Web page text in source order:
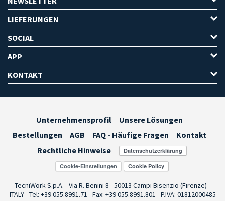
LIEFERUNGEN
SOCIAL
APP
KONTAKT
Unternehmensprofil
Unsere Lösungen
Bestellungen
AGB FAQ - Häufige Fragen
Kontakt
Rechtliche Hinweise
Cookie-Einstellungen
TecniWork S.p.A. - Via R. Benini 8 - 50013 Campi Bisenzio (Firenze) -
ITALY - Tel: +39 055.8991.71 - Fax: +39 055.8991.801 - P.IVA: 01812000485